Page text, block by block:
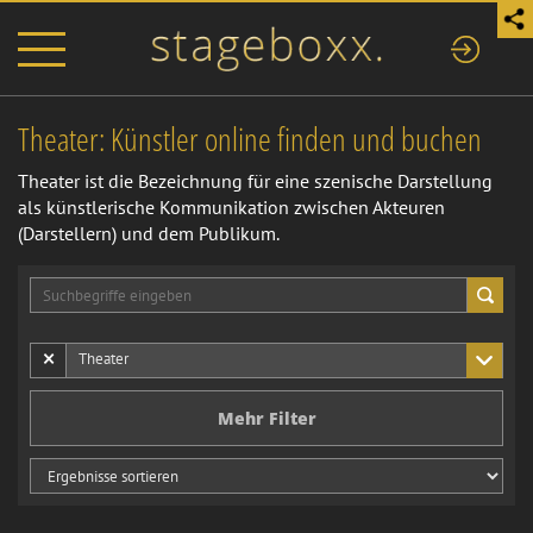
Theater: Künstler online finden und buchen
Theater ist die Bezeichnung für eine szenische Darstellung
als künstlerische Kommunikation zwischen Akteuren
(Darstellern) und dem Publikum.
× Theater
Mehr Filter